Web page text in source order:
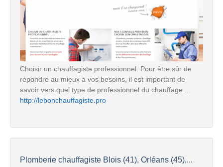
Choisir un chauffagiste professionnel. Pour être sûr de
répondre au mieux à vos besoins, il est important de
savoir vers quel type de professionnel du chauffage ...
http://lebonchauffagiste.pro
Plomberie chauffagiste Blois (41), Orléans (45),...